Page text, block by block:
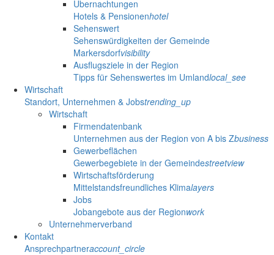
Übernachtungen
Hotels & Pensionenhotel
Sehenswert
Sehenswürdigkeiten der Gemeinde
Markersdorfvisibility
Ausflugsziele in der Region
Tipps für Sehenswertes im Umlandlocal_see
Wirtschaft
Standort, Unternehmen & Jobstrending_up
Wirtschaft
Firmendatenbank
Unternehmen aus der Region von A bis Zbusiness
Gewerbeflächen
Gewerbegebiete in der Gemeindestreetview
Wirtschaftsförderung
Mittelstandsfreundliches Klimalayers
Jobs
Jobangebote aus der Regionwork
Unternehmerverband
Kontakt
Ansprechpartneraccount_circle